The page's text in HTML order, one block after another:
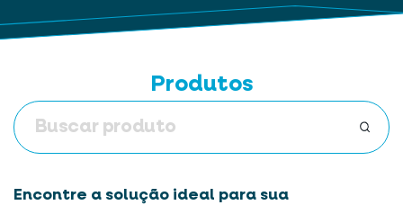
Produtos
Encontre a solução ideal para sua